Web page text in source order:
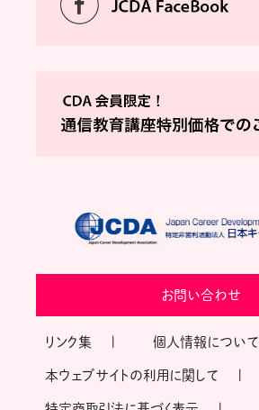
お問い合わせ
リンク集 個人情報について
本ウェブサイトの利用に関して